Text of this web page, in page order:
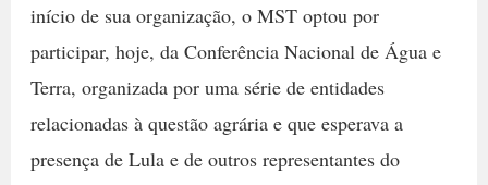
início de sua organização, o MST optou por
participar, hoje, da Conferência Nacional de Água e
Terra, organizada por uma série de entidades
relacionadas à questão agrária e que esperava a
presença de Lula e de outros representantes do